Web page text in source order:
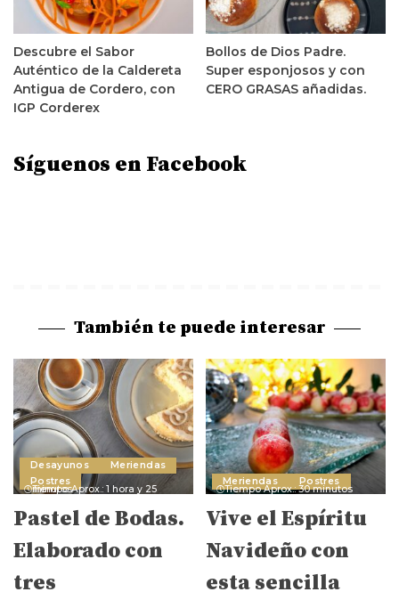
Descubre el Sabor
Auténtico de la Caldereta
Antigua de Cordero, con
IGP Corderex
Bollos de Dios Padre.
Super esponjosos y con
CERO GRASAS añadidas.
Síguenos en Facebook
También te puede interesar
Desayunos
Meriendas
Postres
Tiempo Aprox.: 1 hora y 25 minutos
Pastel de Bodas.
Elaborado con
tres
Meriendas Postres
Tiempo Aprox.: 30 minutos
Vive el Espíritu
Navideño con
esta sencilla